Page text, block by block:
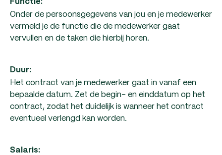
Functie:
Onder de persoonsgegevens van jou en je medewerker
vermeld je de functie die de medewerker gaat
vervullen en de taken die hierbij horen.
Duur:
Het contract van je medewerker gaat in vanaf een
bepaalde datum. Zet de begin- en einddatum op het
contract, zodat het duidelijk is wanneer het contract
eventueel verlengd kan worden.
Salaris: